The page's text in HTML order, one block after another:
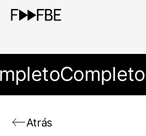
Completo
Atrás